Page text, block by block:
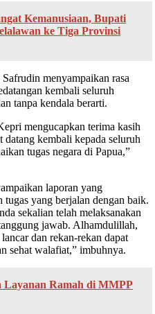
Kemanusiaan, Bupati
ke Tiga Provinsi
menyampaikan rasa
kembali seluruh
tanpa kendala berarti.
mengucapkan terima kasih
datang kembali kepada seluruh
tugas negara di Papua,”
laporan yang
tugas yang berjalan dengan baik.
sekalian telah melaksanakan
jawab. Alhamdulillah,
dan rekan-rekan dapat
sehat walafiat,” imbuhnya.
Layanan Ramah di MMPP